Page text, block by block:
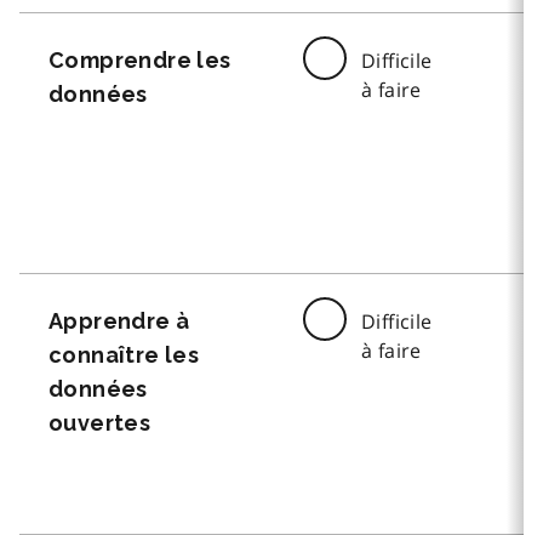
Comprendre les
données
Difficile
à faire
Apprendre à
connaître les
données
ouvertes
Difficile
à faire